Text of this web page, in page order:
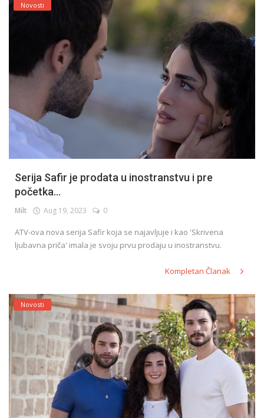
Novosti
Serija Safir je prodata u inostranstvu i pre
početka...
Milt Aug 19, 2023 0
ATV-ova nova serija Safir koja se najavljuje i kao 'Skrivena
ljubavna priča' imala je svoju prvu prodaju u inostranstvu.
Kompletan Članak
Novosti